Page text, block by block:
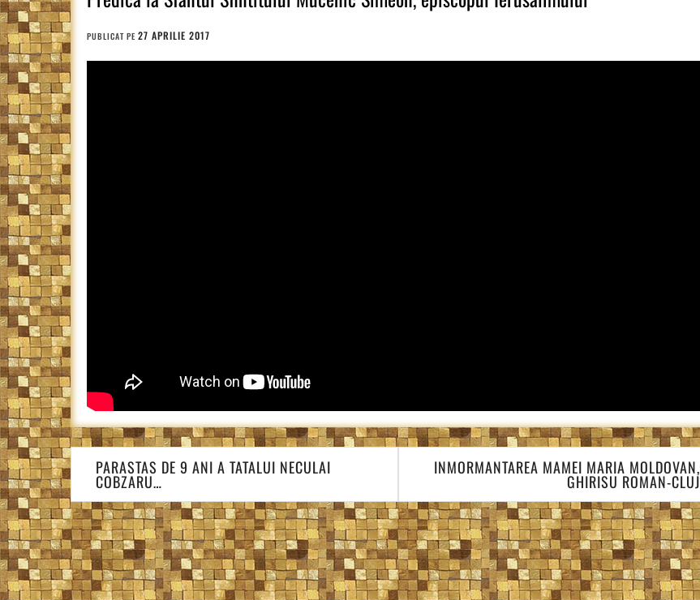
PUBLICAT PE 27 APRILIE 2017
Navigare
în
articole
PARASTAS DE 9 ANI A TATALUI NECULAI
COBZARU…
INMORMANTAREA MAMEI MARIA MOLDOVAN,
GHIRISU ROMAN-CLUJ